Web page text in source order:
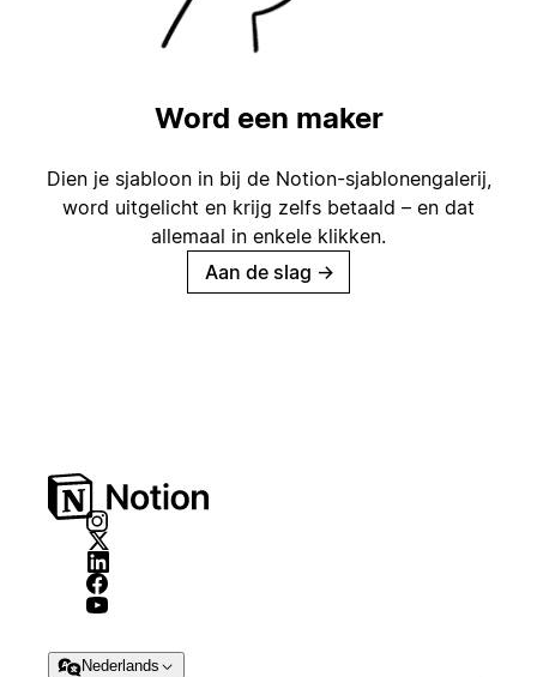
Word een maker
Dien je sjabloon in bij de Notion-sjablonengalerij,
word uitgelicht en krijg zelfs betaald – en dat
allemaal in enkele klikken.
Aan de slag →
Nederlands